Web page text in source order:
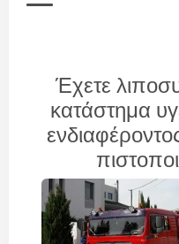
Έχετε
κατάστημα